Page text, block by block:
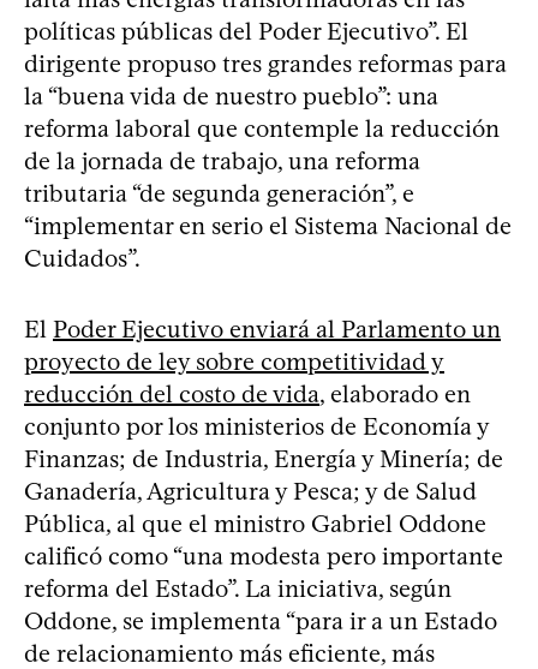
políticas públicas del Poder Ejecutivo”. El
dirigente propuso tres grandes reformas para
la “buena vida de nuestro pueblo”: una
reforma laboral que contemple la reducción
de la jornada de trabajo, una reforma
tributaria “de segunda generación”, e
“implementar en serio el Sistema Nacional de
Cuidados”.
El Poder Ejecutivo enviará al Parlamento un
proyecto de ley sobre competitividad y
reducción del costo de vida, elaborado en
conjunto por los ministerios de Economía y
Finanzas; de Industria, Energía y Minería; de
Ganadería, Agricultura y Pesca; y de Salud
Pública, al que el ministro Gabriel Oddone
calificó como “una modesta pero importante
reforma del Estado”. La iniciativa, según
Oddone, se implementa “para ir a un Estado
de relacionamiento más eficiente, más